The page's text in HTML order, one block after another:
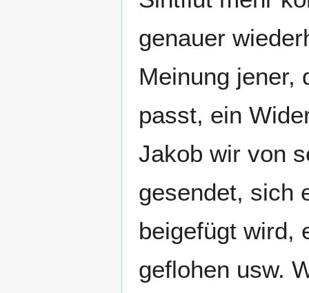
genauer
Meinung jener,
passt, ein
Jakob wir von
gesendet, sich
beigefügt wird,
geflohen usw.